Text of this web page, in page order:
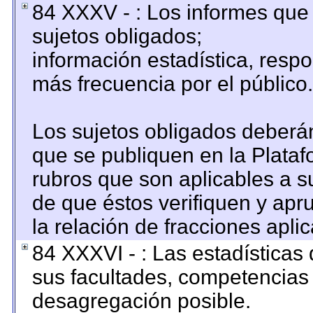
84 XXXV - : Los informes
sujetos obligados;
información estadística,
más frecuencia por el público.
Los sujetos obligados
que se publiquen en la
rubros que son aplicables a
de que éstos verifiquen y
la relación de fracciones
84 XXXVI - : Las
sus facultades,
desagregación posible.